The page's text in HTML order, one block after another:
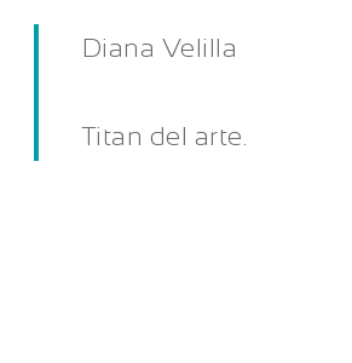
Diana Velilla
Titan del arte.